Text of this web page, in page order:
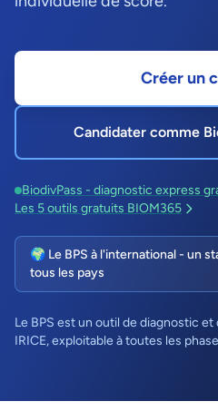
Créer un
Candidater comme
BiodivPass - diagnostic express
Les 5 outils gratuits BIOM365
🌍 Le BPS à l'international - un
tous les pays
Le BPS est un outil de diagnostic
IRICE, exploitable à toutes les